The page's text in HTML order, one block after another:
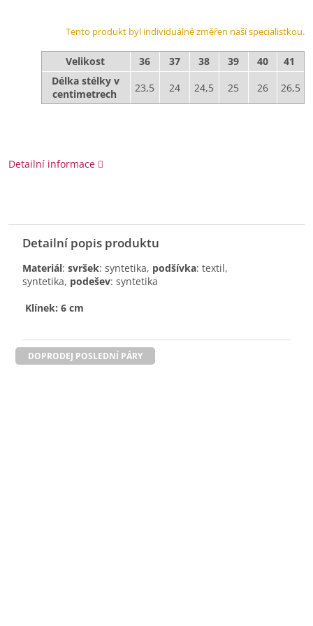
Tento produkt byl individuálně změřen naší specialistkou.
Velikost 36 37 38 39 40
41
Délka stélky v
centimetrech
23,5 24 24,5 25 26 26,5
Detailní informace
Detailní popis produktu
Materiál:svršek: syntetika, podšívka: textil,
syntetika, podešev: syntetika
Klínek: 6 cm
DOPRODEJ POSLEDNÍ PÁRY